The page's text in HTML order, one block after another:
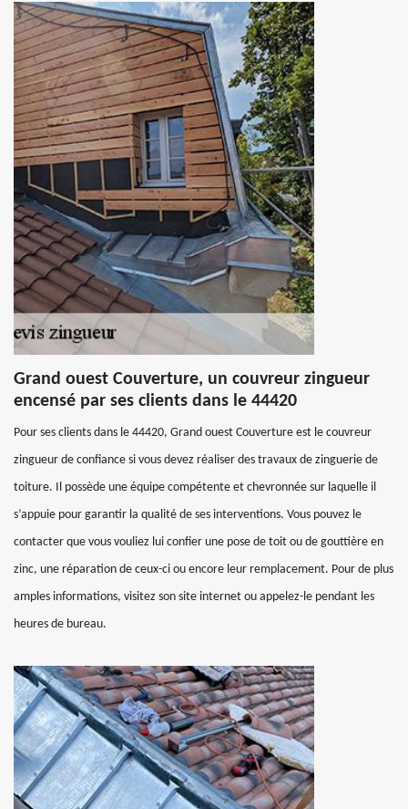
Grand ouest Couverture, un couvreur zingueur
encensé par ses clients dans le 44420
Pour ses clients dans le 44420, Grand ouest Couverture est le couvreur
zingueur de confiance si vous devez réaliser des travaux de zinguerie de
toiture. Il possède une équipe compétente et chevronnée sur laquelle il
s’appuie pour garantir la qualité de ses interventions. Vous pouvez le
contacter que vous vouliez lui confier une pose de toit ou de gouttière en
zinc, une réparation de ceux-ci ou encore leur remplacement. Pour de plus
amples informations, visitez son site internet ou appelez-le pendant les
heures de bureau.